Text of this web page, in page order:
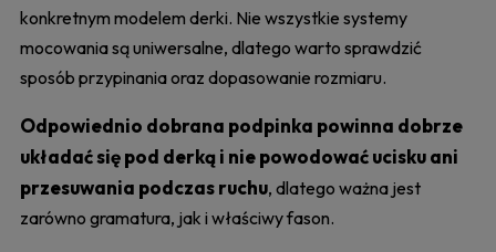
konkretnym modelem derki. Nie wszystkie systemy
mocowania są uniwersalne, dlatego warto sprawdzić
sposób przypinania oraz dopasowanie rozmiaru.
Odpowiednio dobrana podpinka powinna dobrze
układać się pod derką i nie powodować ucisku ani
przesuwania podczas ruchu, dlatego ważna jest
zarówno gramatura, jak i właściwy fason.